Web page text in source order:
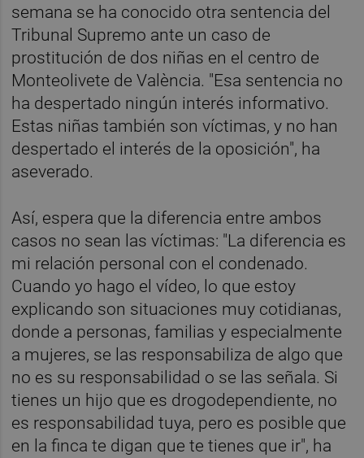
semana se ha conocido otra sentencia del
Tribunal Supremo ante un caso de
prostitución de dos niñas en el centro de
Monteolivete de València. "Esa sentencia no
ha despertado ningún interés informativo.
Estas niñas también son víctimas, y no han
despertado el interés de la oposición", ha
aseverado.
Así, espera que la diferencia entre ambos
casos no sean las víctimas: "La diferencia es
mi relación personal con el condenado.
Cuando yo hago el vídeo, lo que estoy
explicando son situaciones muy cotidianas,
donde a personas, familias y especialmente
a mujeres, se las responsabiliza de algo que
no es su responsabilidad o se las señala. Si
tienes un hijo que es drogodependiente, no
es responsabilidad tuya, pero es posible que
en la finca te digan que te tienes que ir", ha